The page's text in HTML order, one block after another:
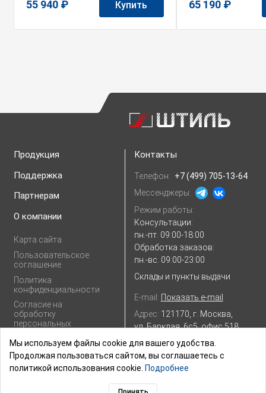
55 940 ₽ Купить 65 190 ₽
Продукция
Поддержка
Партнерам
О компании
Карта сайта
Пользовательское
соглашение
Политика
конфиденциальности
Согласие на
обработку
персональных
Контакты
Телефон: +7 (499) 705-13-64
Мессенджеры:
Режим работы:
Консультации:
пн.-пт. 09:00-18:00
Обработка заказов:
пн.-вс. 09:00-23:00
Склады и пункты выдачи
E-mail: Показать e-mail
Адрес: 121170, г. Москва,
ул. Барклая, 6с5, офис 518
Посмотреть на
Мы используем файлы cookie для вашего удобства.
Продолжая пользоваться сайтом, вы соглашаетесь с
политикой использования cookie. Подробнее